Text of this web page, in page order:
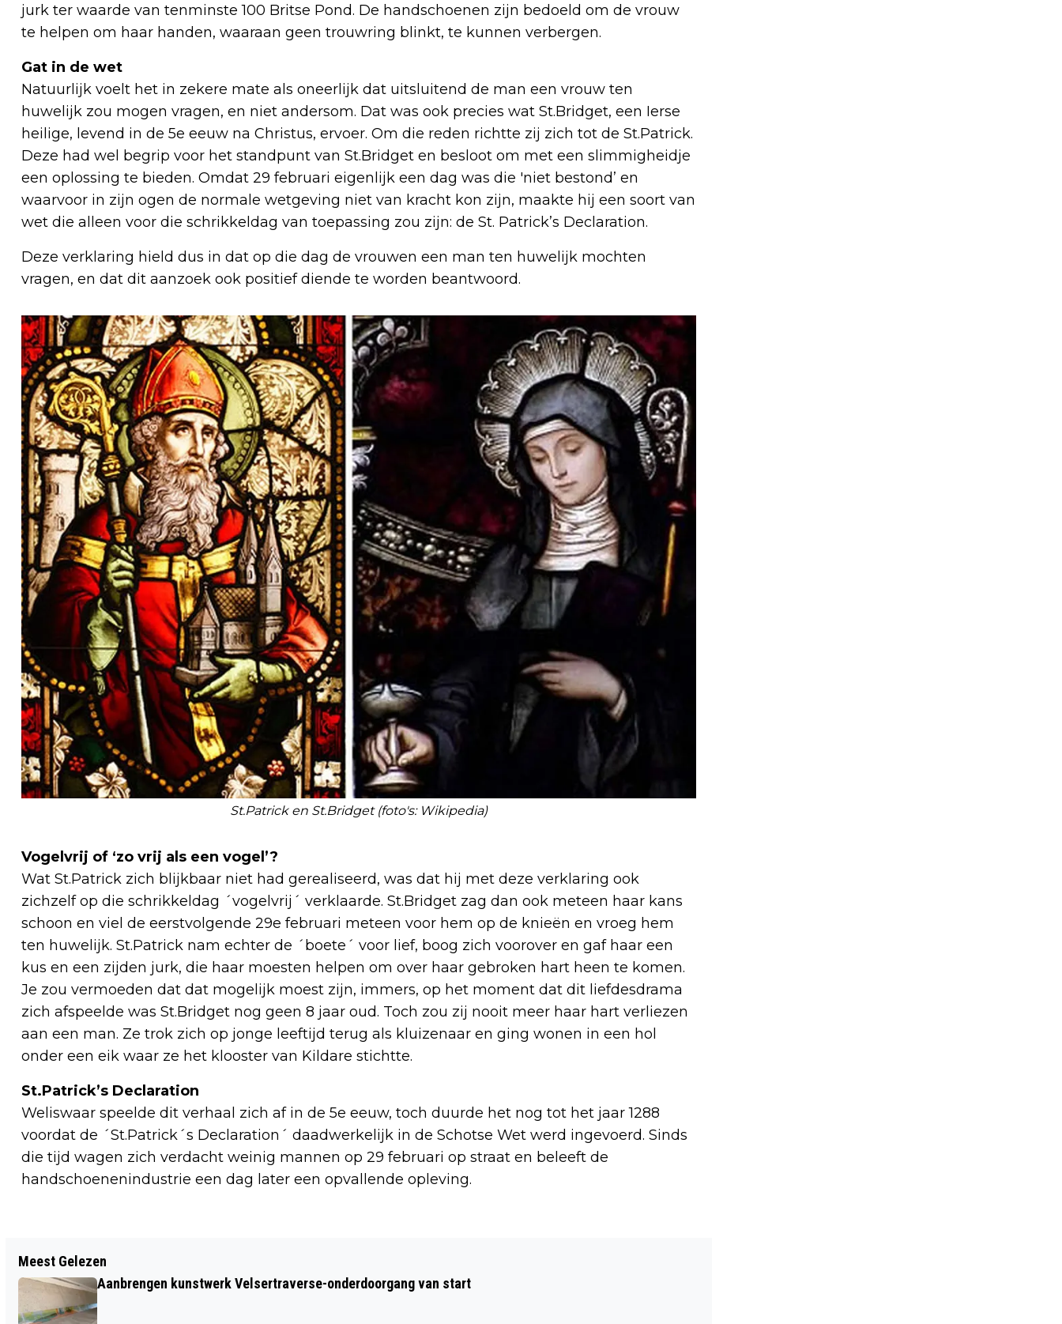
jurk ter waarde van tenminste 100 Britse Pond. De handschoenen zijn bedoeld om de vrouw
te helpen om haar handen, waaraan geen trouwring blinkt, te kunnen verbergen.
Gat in de wet
Natuurlijk voelt het in zekere mate als oneerlijk dat uitsluitend de man een vrouw ten
huwelijk zou mogen vragen, en niet andersom. Dat was ook precies wat St.Bridget, een Ierse
heilige, levend in de 5e eeuw na Christus, ervoer. Om die reden richtte zij zich tot de St.Patrick.
Deze had wel begrip voor het standpunt van St.Bridget en besloot om met een slimmigheidje
een oplossing te bieden. Omdat 29 februari eigenlijk een dag was die 'niet bestond’ en
waarvoor in zijn ogen de normale wetgeving niet van kracht kon zijn, maakte hij een soort van
wet die alleen voor die schrikkeldag van toepassing zou zijn: de St. Patrick’s Declaration.
Deze verklaring hield dus in dat op die dag de vrouwen een man ten huwelijk mochten
vragen, en dat dit aanzoek ook positief diende te worden beantwoord.
St.Patrick en St.Bridget (foto's: Wikipedia)
Vogelvrij of ‘zo vrij als een vogel’?
Wat St.Patrick zich blijkbaar niet had gerealiseerd, was dat hij met deze verklaring ook
zichzelf op die schrikkeldag ´vogelvrij´ verklaarde. St.Bridget zag dan ook meteen haar kans
schoon en viel de eerstvolgende 29e februari meteen voor hem op de knieën en vroeg hem
ten huwelijk. St.Patrick nam echter de ´boete´ voor lief, boog zich voorover en gaf haar een
kus en een zijden jurk, die haar moesten helpen om over haar gebroken hart heen te komen.
Je zou vermoeden dat dat mogelijk moest zijn, immers, op het moment dat dit liefdesdrama
zich afspeelde was St.Bridget nog geen 8 jaar oud. Toch zou zij nooit meer haar hart verliezen
aan een man. Ze trok zich op jonge leeftijd terug als kluizenaar en ging wonen in een hol
onder een eik waar ze het klooster van Kildare stichtte.
St.Patrick’s Declaration
Weliswaar speelde dit verhaal zich af in de 5e eeuw, toch duurde het nog tot het jaar 1288
voordat de ´St.Patrick´s Declaration´ daadwerkelijk in de Schotse Wet werd ingevoerd. Sinds
die tijd wagen zich verdacht weinig mannen op 29 februari op straat en beleeft de
handschoenenindustrie een dag later een opvallende opleving.
WEEKPROGRAMMA STICHTING WELZIJN
BEVERWIJK 2 TOT EN MET 6 MAART
KENTEKEN IN HEEMSKERKSE SLOOT
Meest Gelezen
Aanbrengen kunstwerk Velsertraverse-onderdoorgang van start